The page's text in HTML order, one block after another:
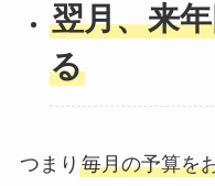
翌月、来
る
つまり 毎月の予算を